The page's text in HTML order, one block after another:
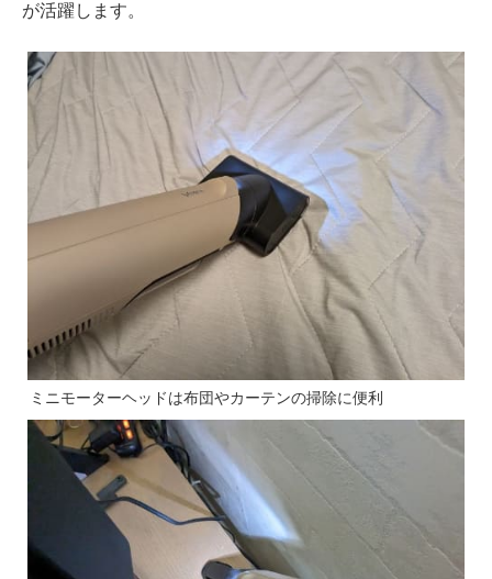
が活躍します。
ミニモーターヘッドは布団やカーテンの掃除に便利